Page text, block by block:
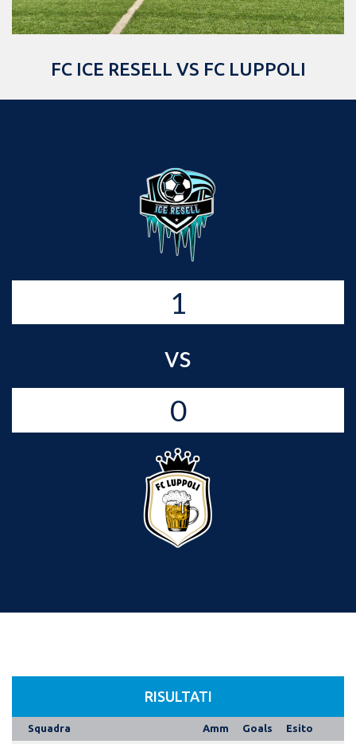
FC ICE RESELL VS FC LUPPOLI
1
vs
0
RISULTATI
Squadra Amm Goals Esito